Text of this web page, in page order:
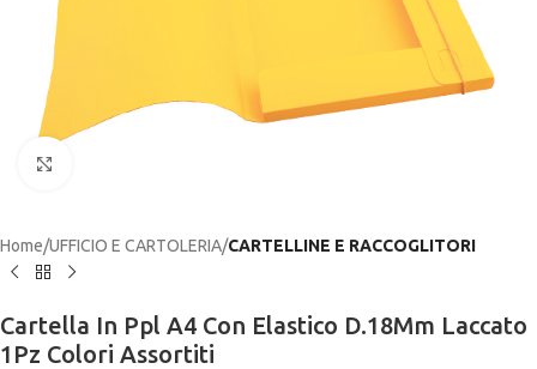
Home UFFICIO E CARTOLERIA CARTELLINE E RACCOGLITORI
Cartella In Ppl A4 Con Elastico D.18Mm Laccato
1Pz Colori Assortiti